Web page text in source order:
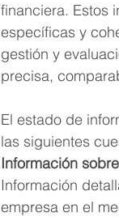
financiera. Estos
específicas y
gestión y
precisa,
El estado de
las siguientes
Información
Información
empresa en el